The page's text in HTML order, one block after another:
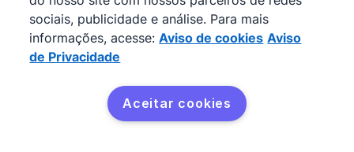
Carreiras
Blog
Receba nosso boletim informativo
Receba nosso boletim informativo
sociais, publicidade e análise. Para mais
informações, acesse: Aviso de cookies Aviso
de Privacidade
Aceitar cookies